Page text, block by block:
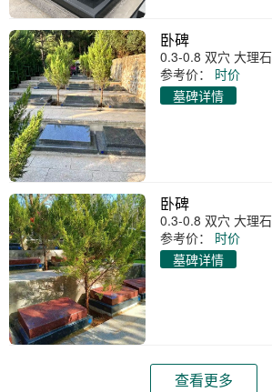
卧碑
0.3-0.8 双穴 大理石
参考价：
时价
墓碑详情
卧碑
0.3-0.8 双穴 大理石
参考价：
时价
墓碑详情
查看更多